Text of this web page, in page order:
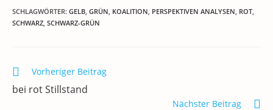
c
e
o
o
itt
er
ai
l
k at e re le
SCHLAGWÖRTER: GELB, GRÜN, KOALITION, PERSPEKTIVEN ANALYSEN, ROT,
SCHWARZ, SCHWARZ-GRÜN
Weitere
Artikel
ansehen
Vorheriger Beitrag
bei rot Stillstand
Nächster Beitrag